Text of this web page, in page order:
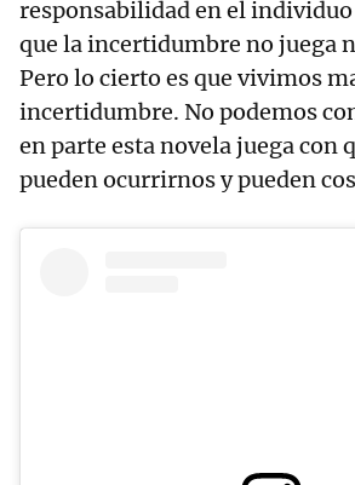
responsabilidad en el individuo
que la incertidumbre no juega
Pero lo cierto es que vivimos
incertidumbre. No podemos
en parte esta novela juega con
pueden ocurrirnos y pueden